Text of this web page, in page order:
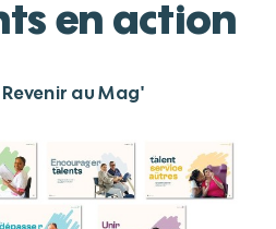
en action
Revenir au Mag'